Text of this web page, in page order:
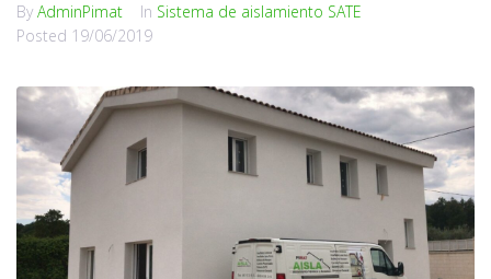
By AdminPimat In Sistema de aislamiento SATE
Posted 19/06/2019